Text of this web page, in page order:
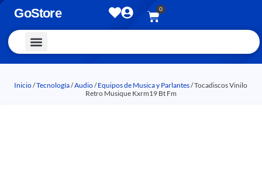
GoStore 0
Inicio/Tecnología/Audio/Equipos de Musica y Parlantes/ Tocadiscos Vinilo
Retro Musique Kxrm19 Bt Fm